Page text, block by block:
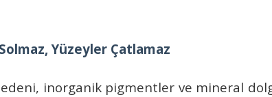
Yüzeyler Çatlamaz
inorganik pigmentler ve mineral